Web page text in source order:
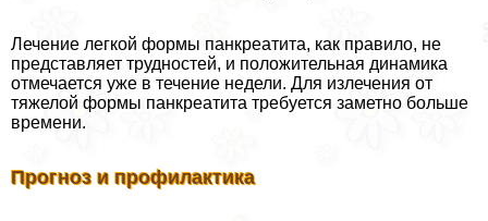
Лечение легкой формы панкреатита, как правило, не
представляет трудностей, и положительная динамика
отмечается уже в течение недели. Для излечения от
тяжелой формы панкреатита требуется заметно больше
времени.
Прогноз и профилактика